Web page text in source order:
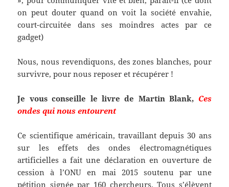
on peut douter quand on voit la société envahie,
court-circuitée dans ses moindres actes par ce
gadget)
Nous, nous revendiquons, des zones blanches, pour
survivre, pour nous reposer et récupérer !
Je vous conseille le livre de Martin Blank, Ces
ondes qui nous entourent
Ce scientifique américain, travaillant depuis 30 ans
sur les effets des ondes électromagnétiques
artificielles a fait une déclaration en ouverture de
cession à l’ONU en mai 2015 soutenu par une
pétition signée par 160 chercheurs. Tous s’élèvent